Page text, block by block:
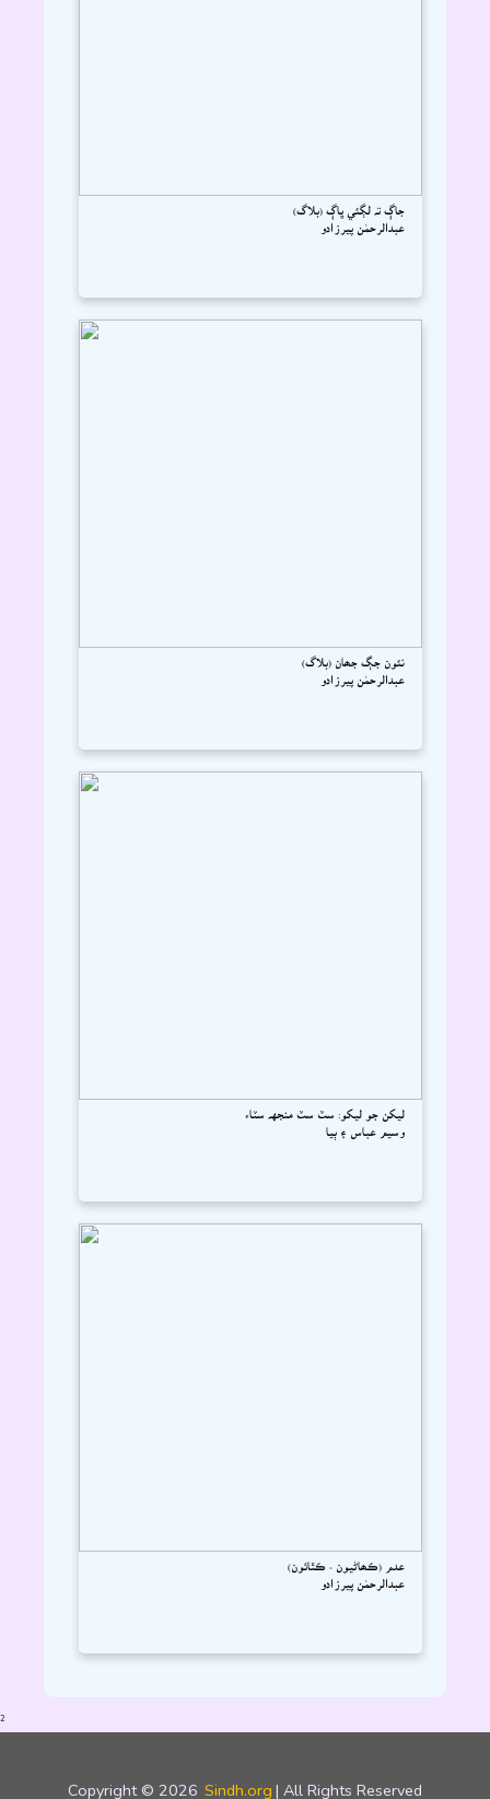
جاڳ تہ لڳئي ڀاڳ (بلاگ)
عبدالرحمٰن پيرزادو
نئون جڳ جھان (بلاگ)
عبدالرحمٰن پيرزادو
ليکن جو ليکو: سٽ سٽ منجهہ سٽاء
وسيم عباس ۽ ٻيا
عدم (ڪھاڻيون - ڪٿائون)
عبدالرحمٰن پيرزادو
2
Copyright © 2026 Sindh.org | All Rights Reserved